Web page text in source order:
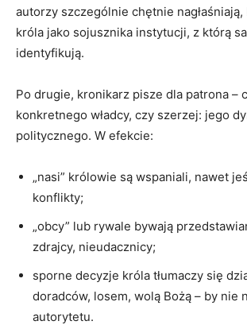
autorzy szczególnie chętnie
króla jako sojusznika instytucji, z którą
identyfikują.
Po drugie, kronikarz pisze dla patrona –
konkretnego władcy, czy szerzej: jego
politycznego. W efekcie:
„nasi” królowie są wspaniali, nawet
konflikty;
„obcy” lub rywale bywają
zdrajcy, nieudacznicy;
sporne decyzje króla tłumaczy się
doradców, losem, wolą Bożą – by nie
autorytetu.